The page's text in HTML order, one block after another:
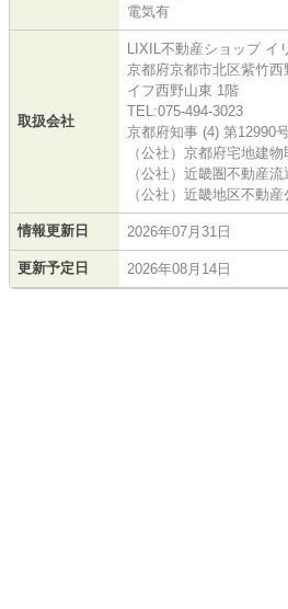
電気有
取扱会社
LIXIL不動産ショップ イ
京都府京都市北区紫竹
イフ西野山東 1階
TEL:075-494-3023
京都府知事 (4) 第12990
（公社）京都府宅地建
（公社）近畿圏不動産
（公社）近畿地区不動
情報更新日 2026年07月31日
更新予定日 2026年08月14日